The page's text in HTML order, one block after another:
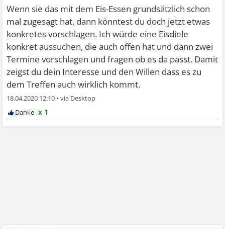
Wenn sie das mit dem Eis-Essen grundsätzlich schon
mal zugesagt hat, dann könntest du doch jetzt etwas
konkretes vorschlagen. Ich würde eine Eisdiele
konkret aussuchen, die auch offen hat und dann zwei
Termine vorschlagen und fragen ob es da passt. Damit
zeigst du dein Interesse und den Willen dass es zu
dem Treffen auch wirklich kommt.
18.04.2020 12:10 •
x 1